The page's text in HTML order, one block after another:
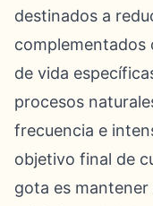
destinados a
complementados
de vida
procesos
frecuencia e
objetivo final de
gota es mantener